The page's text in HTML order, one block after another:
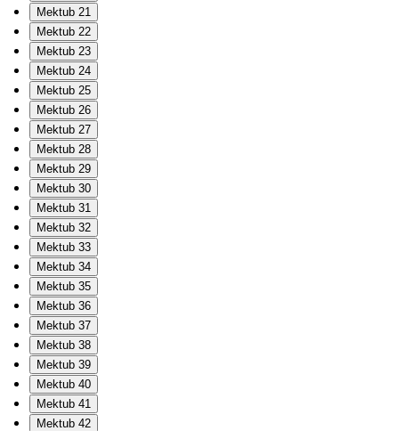
Mektub 21
Mektub 22
Mektub 23
Mektub 24
Mektub 25
Mektub 26
Mektub 27
Mektub 28
Mektub 29
Mektub 30
Mektub 31
Mektub 32
Mektub 33
Mektub 34
Mektub 35
Mektub 36
Mektub 37
Mektub 38
Mektub 39
Mektub 40
Mektub 41
Mektub 42